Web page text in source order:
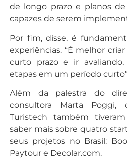
de longo prazo e planos
capazes de serem
Por fim, disse, é
experiências. “É melhor
curto prazo e ir
etapas em um período
Além da palestra do
consultora Marta Poggi,
Turistech também
saber mais sobre quatro
seus projetos no Brasil:
Paytour e Decolar.com.